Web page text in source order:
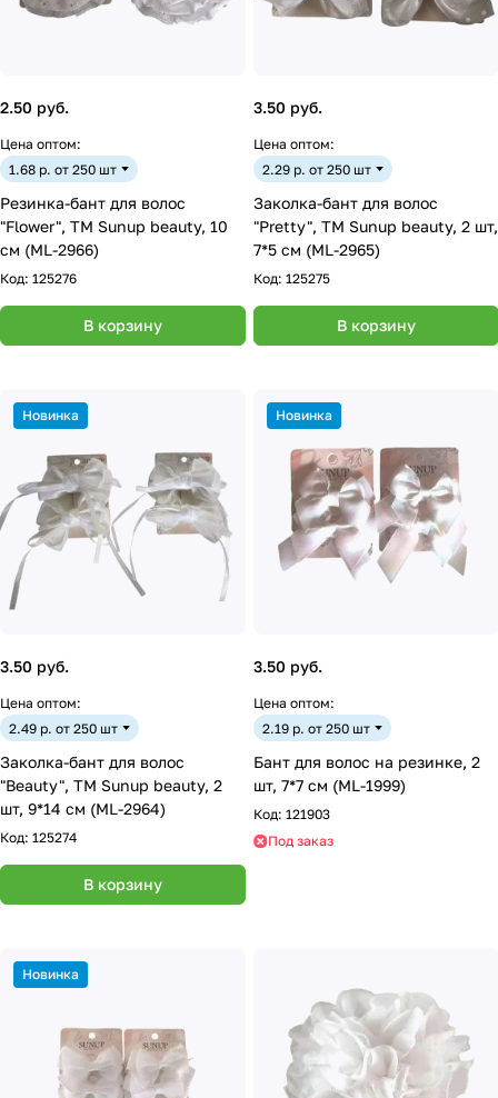
2.50 руб.
Цена оптом:
1.68 р. от 250 шт
Резинка-бант для волос
"Flower", ТМ Sunup beauty, 10
см (ML-2966)
Код: 125276
В корзину
3.50 руб.
Цена оптом:
2.29 р. от 250 шт
Заколка-бант для волос
"Pretty", ТМ Sunup beauty, 2 шт,
7*5 см (ML-2965)
Код: 125275
В корзину
Новинка
3.50 руб.
Цена оптом:
2.49 р. от 250 шт
Заколка-бант для волос
"Beauty", ТМ Sunup beauty, 2
шт, 9*14 см (ML-2964)
Код: 125274
В корзину
Новинка
3.50 руб.
Цена оптом:
2.19 р. от 250 шт
Бант для волос на резинке, 2
шт, 7*7 см (ML-1999)
Код: 121903
Под заказ
Новинка